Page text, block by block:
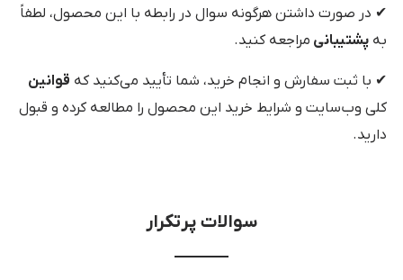
✔ در صورت داشتن هرگونه سوال در رابطه با این محصول، لطفاً
به پشتیبانی مراجعه کنید.
✔ با ثبت سفارش و انجام خرید، شما تأیید می‌کنید که قوانین
کلی وب‌سایت و شرایط خرید این محصول را مطالعه کرده و قبول
دارید.
سوالات پرتکرار